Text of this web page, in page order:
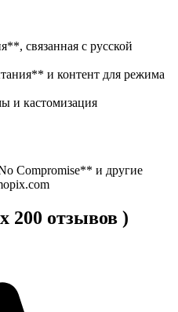
связанная с русской
и контент для режима
и кастомизация
Compromise** и другие
200 отзывов )